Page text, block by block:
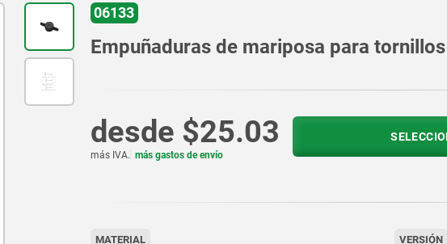
06133
Empuñaduras de mariposa para
desde $25.03
más IVA. más gastos de envío
MATERIAL VERSIÓN